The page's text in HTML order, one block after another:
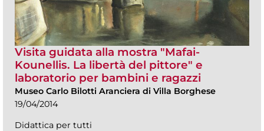
Visita guidata alla mostra "Mafai-
Kounellis. La libertà del pittore" e
laboratorio per bambini e ragazzi
Museo Carlo Bilotti Aranciera di Villa Borghese
19/04/2014
Didattica per tutti